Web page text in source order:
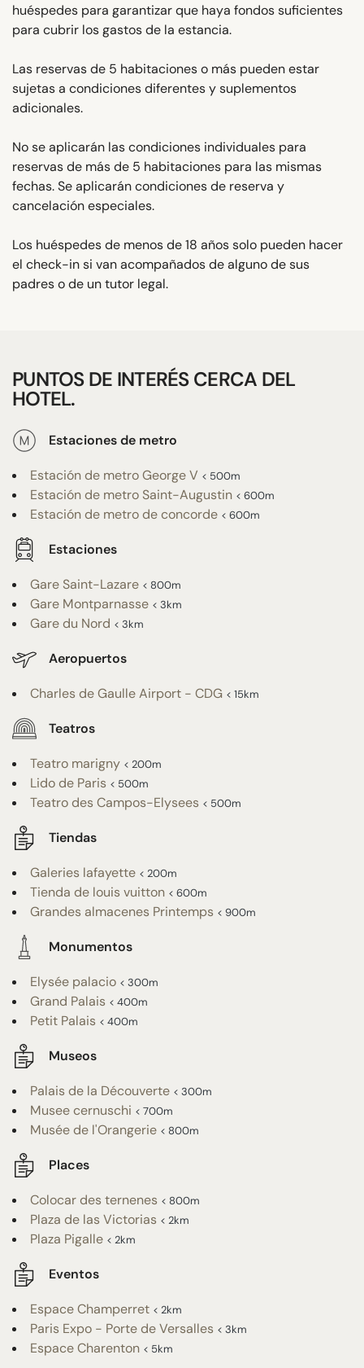
huéspedes para garantizar que haya fondos suficientes
para cubrir los gastos de la estancia.
Las reservas de 5 habitaciones o más pueden estar
sujetas a condiciones diferentes y suplementos
adicionales.
No se aplicarán las condiciones individuales para
reservas de más de 5 habitaciones para las mismas
fechas. Se aplicarán condiciones de reserva y
cancelación especiales.
Los huéspedes de menos de 18 años solo pueden hacer
el check-in si van acompañados de alguno de sus
padres o de un tutor legal.
PUNTOS DE INTERÉS CERCA DEL
HOTEL.
Estaciones de metro
Estación de metro George V < 500m
Estación de metro Saint-Augustin < 600m
Estación de metro de concorde < 600m
Estaciones
Gare Saint-Lazare < 800m
Gare Montparnasse < 3km
Gare du Nord < 3km
Aeropuertos
Charles de Gaulle Airport - CDG < 15km
Teatros
Teatro marigny < 200m
Lido de Paris < 500m
Teatro des Campos-Elysees < 500m
Tiendas
Galeries lafayette < 200m
Tienda de louis vuitton < 600m
Grandes almacenes Printemps < 900m
Monumentos
Elysée palacio < 300m
Grand Palais < 400m
Petit Palais < 400m
Museos
Palais de la Découverte < 300m
Musee cernuschi < 700m
Musée de l'Orangerie < 800m
Places
Colocar des ternenes < 800m
Plaza de las Victorias < 2km
Plaza Pigalle < 2km
Eventos
Espace Champerret < 2km
Paris Expo - Porte de Versalles < 3km
Espace Charenton < 5km